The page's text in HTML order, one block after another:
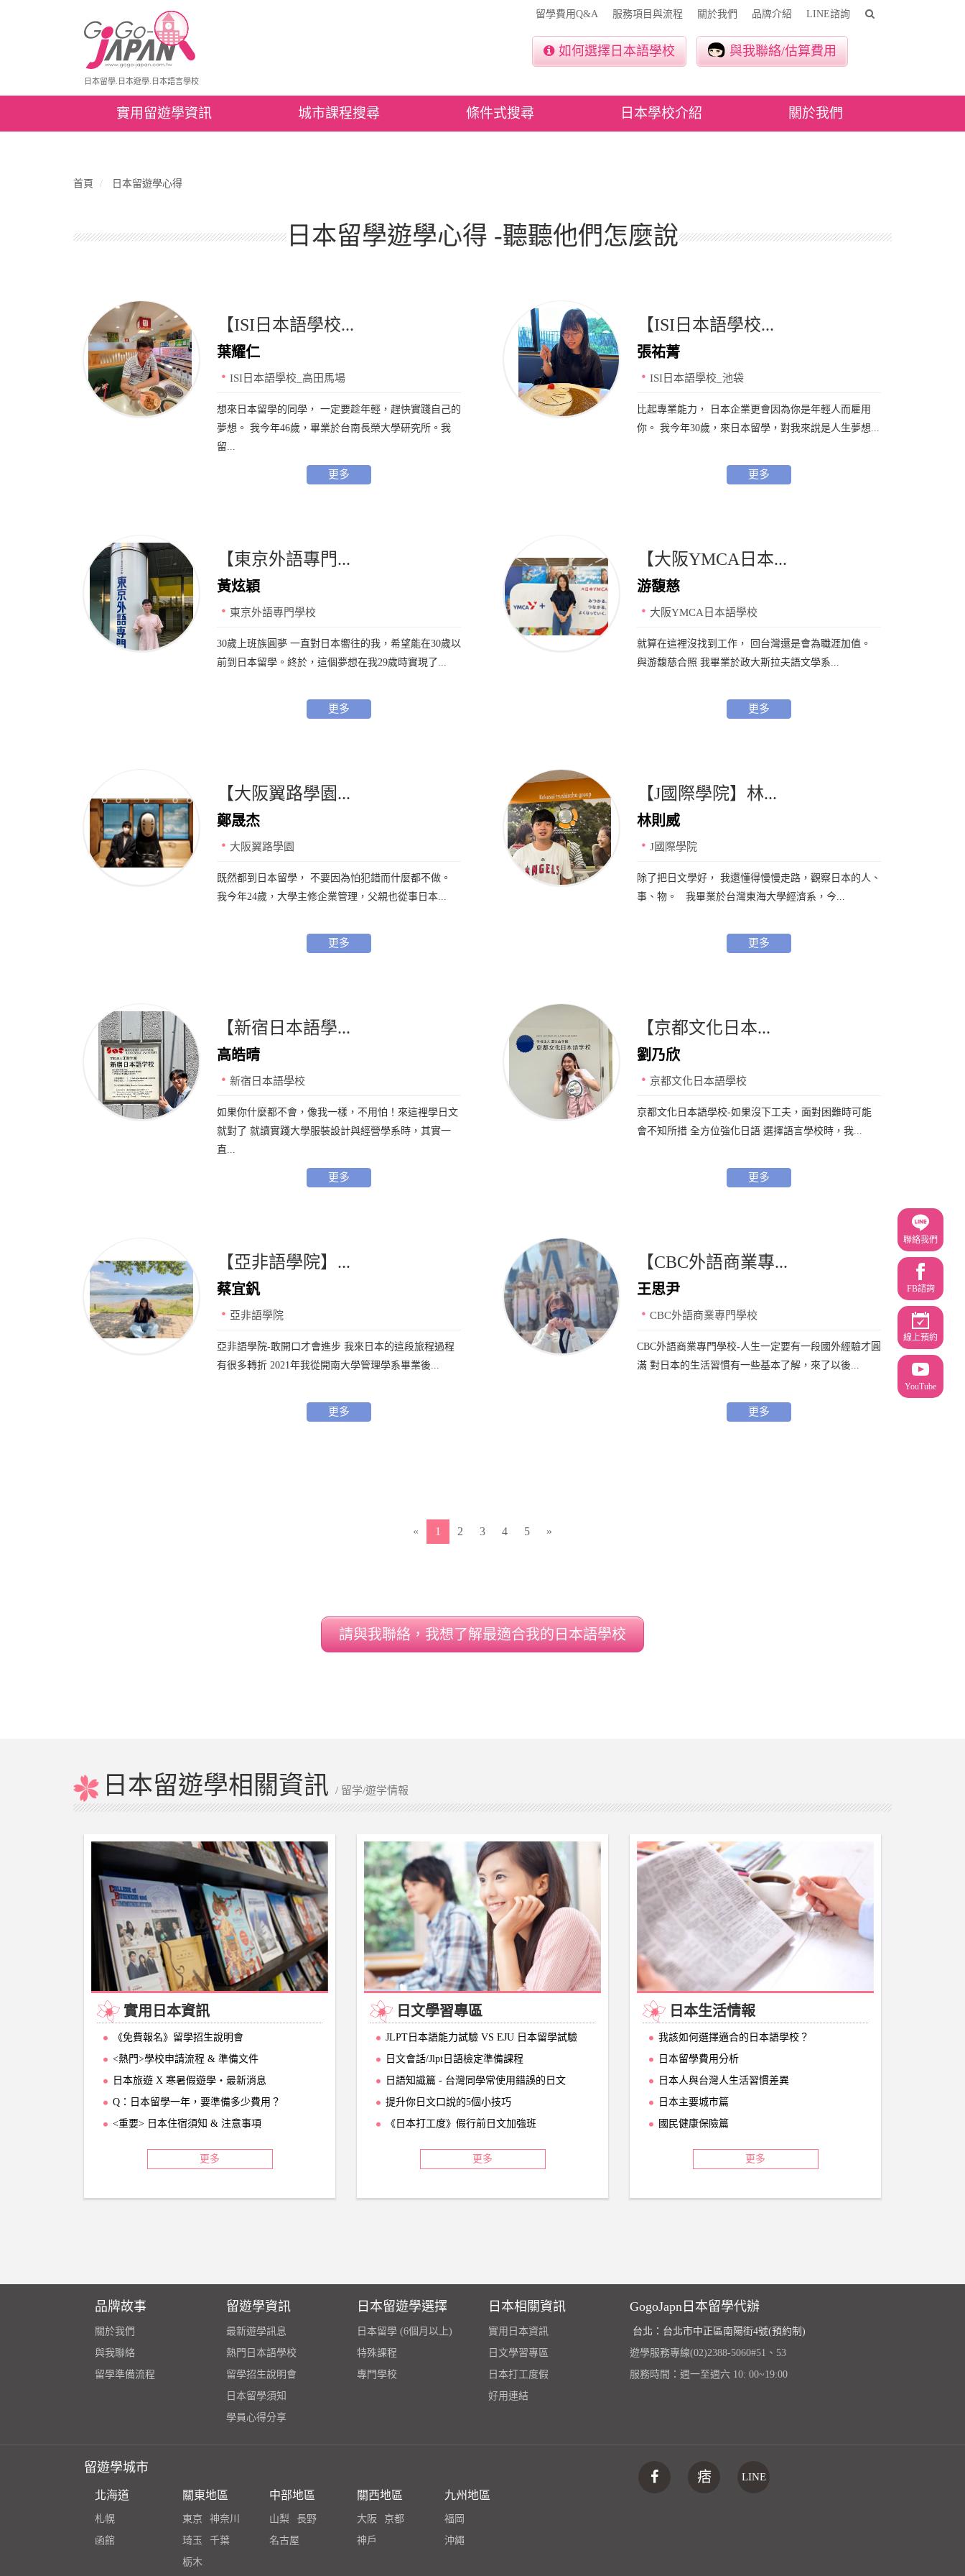
日本留學.日本遊學.日本語言學校
留學費用Q&A 服務項目與流程 關於我們 品牌介紹 LINE諮詢
如何選擇日本語學校 與我聯絡/估算費用
實用留遊學資訊 城市課程搜尋 條件式搜尋 日本學校介紹 關於我們
首頁 日本留遊學心得
日本留學遊學心得 -聽聽他們怎麼說
【ISI日本語學校...
葉耀仁
ISI日本語學校_高田馬場
想來日本留學的同學， 一定要趁年輕，趕快實踐自己的
夢想。 我今年46歲，畢業於台南長榮大學研究所。我
留...
更多
【ISI日本語學校...
張祐菁
ISI日本語學校_池袋
比起專業能力， 日本企業更會因為你是年輕人而雇用
你。 我今年30歲，來日本留學，對我來說是人生夢想...
更多
【東京外語專門...
黃炫穎
東京外語專門學校
30歲上班族圓夢 一直對日本嚮往的我，希望能在30歲以
前到日本留學。終於，這個夢想在我29歲時實現了...
更多
【大阪YMCA日本...
游馥慈
大阪YMCA日本語學校
就算在這裡沒找到工作， 回台灣還是會為職涯加值。
與游馥慈合照 我畢業於政大斯拉夫語文學系...
更多
【大阪翼路學園...
鄭晟杰
大阪翼路學園
既然都到日本留學， 不要因為怕犯錯而什麼都不做。
我今年24歲，大學主修企業管理，父親也從事日本...
更多
【J國際學院】林...
林則威
J國際學院
除了把日文學好， 我還懂得慢慢走路，觀察日本的人、
事、物。 我畢業於台灣東海大學經濟系，今...
更多
【新宿日本語學...
高皓晴
新宿日本語學校
如果你什麼都不會，像我一樣，不用怕！來這裡學日文
就對了 就讀實踐大學服裝設計與經營學系時，其實一
直...
更多
【京都文化日本...
劉乃欣
京都文化日本語學校
京都文化日本語學校-如果沒下工夫，面對困難時可能
會不知所措 全方位強化日語 選擇語言學校時，我...
更多
【亞非語學院】...
蔡宜釩
亞非語學院
亞非語學院-敢開口才會進步 我來日本的這段旅程過程
有很多轉折 2021年我從開南大學管理學系畢業後...
更多
【CBC外語商業專...
王思尹
CBC外語商業專門學校
CBC外語商業專門學校-人生一定要有一段國外經驗才圓
滿 對日本的生活習慣有一些基本了解，來了以後...
更多
« 1 2 3 4 5 »
請與我聯絡，我想了解最適合我的日本語學校
日本留遊學相關資訊/ 留学/遊学情報
實用日本資訊
《免費報名》留學招生說明會
<熱門>學校申請流程 & 準備文件
日本旅遊 X 寒暑假遊學‧最新消息
Q：日本留學一年，要準備多少費用？
<重要> 日本住宿須知 & 注意事項
更多
日文學習專區
JLPT日本語能力試驗 VS EJU 日本留學試驗
日文會話/Jlpt日語檢定準備課程
日語知識篇 - 台灣同學常使用錯誤的日文
提升你日文口說的5個小技巧
《日本打工度》假行前日文加強班
更多
日本生活情報
我該如何選擇適合的日本語學校？
日本留學費用分析
日本人與台灣人生活習慣差異
日本主要城市篇
國民健康保險篇
更多
品牌故事
關於我們
與我聯絡
留學準備流程
留遊學資訊
最新遊學訊息
熱門日本語學校
留學招生說明會
日本留學須知
學員心得分享
日本留遊學選擇
日本留學 (6個月以上)
特殊課程
專門學校
日本相關資訊
實用日本資訊
日文學習專區
日本打工度假
好用連結
GogoJapn日本留學代辦
台北：台北市中正區南陽街4號(預約制)
遊學服務專線(02)2388-5060#51、53
服務時間：週一至週六 10: 00~19:00
留遊學城市
北海道
札幌
函館
關東地區
東京
神奈川
琦玉
千葉
栃木
中部地區
山梨
長野
名古屋
關西地區
大阪
京都
神戶
九州地區
福岡
沖繩
痞 LINE
聯絡我們
FB諮詢
線上預約
YouTube